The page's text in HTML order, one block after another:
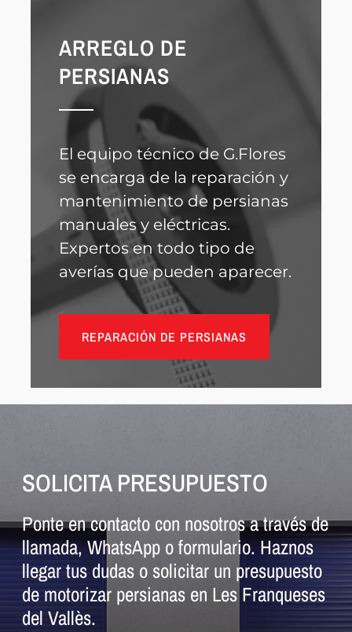
ARREGLO DE
PERSIANAS
El equipo técnico de G.Flores
se encarga de la reparación y
mantenimiento de persianas
manuales y eléctricas.
Expertos en todo tipo de
averías que pueden aparecer.
REPARACIÓN DE PERSIANAS
SOLICITA PRESUPUESTO
Ponte en contacto con nosotros a través de
llamada, WhatsApp o formulario. Haznos
llegar tus dudas o solicitar un presupuesto
de motorizar persianas en Les Franqueses
del Vallès.